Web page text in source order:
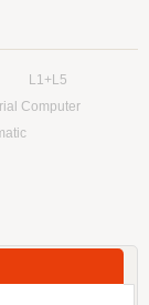
L1+L5
Computer